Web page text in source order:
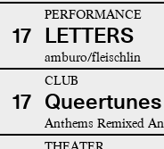
17
PERFORMANCE
LETTERS
amburo/fleischlin
17
CLUB
Queertunes
Anthems Remixed